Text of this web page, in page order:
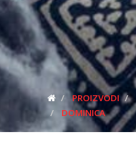
PROIZVODI
DOMINICA